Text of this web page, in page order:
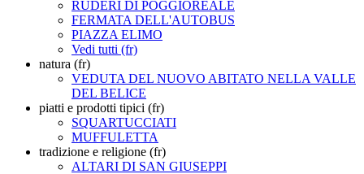
RUDERI DI POGGIOREALE
FERMATA DELL'AUTOBUS
PIAZZA ELIMO
Vedi tutti (fr)
natura (fr)
VEDUTA DEL NUOVO ABITATO NELLA VALLE
DEL BELICE
piatti e prodotti tipici (fr)
SQUARTUCCIATI
MUFFULETTA
tradizione e religione (fr)
ALTARI DI SAN GIUSEPPI